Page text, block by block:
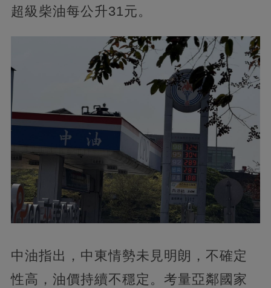
超級柴油每公升31元。
中油指出，中東情勢未見明朗，不確定
性高，油價持續不穩定。考量亞鄰國家